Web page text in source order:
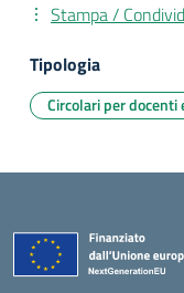
Stampa /
Tipologia
Circolari per docenti